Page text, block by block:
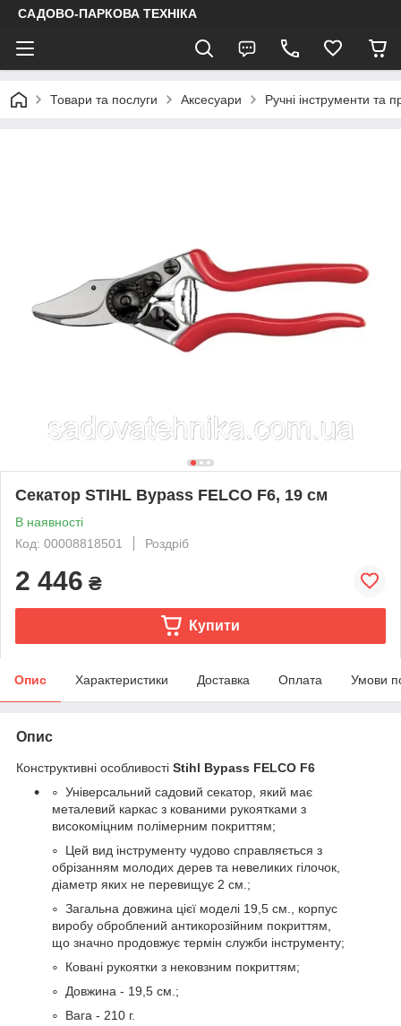
САДОВО-ПАРКОВА ТЕХНІКА
Товари та послуги Аксесуари Ручні інструменти та
Секатор STIHL Bypass FELCO F6, 19 см
В наявності
Код: 00008818501
Роздріб
2 446 ₴
Купити
Опис Характеристики Доставка Оплата Умови
Опис
Конструктивні особливості Stihl Bypass FELCO F6
Універсальний садовий секатор, який має
металевий каркас з кованими рукоятками з
високоміцним полімерним покриттям;
Цей вид інструменту чудово справляється з
обрізанням молодих дерев та невеликих гілочок,
діаметр яких не перевищує 2 см.;
Загальна довжина цієї моделі 19,5 см., корпус
виробу оброблений антикорозійним покриттям,
що значно продовжує термін служби інструменту;
Ковані рукоятки з нековзним покриттям;
Довжина - 19,5 см.;
Вага - 210 г.